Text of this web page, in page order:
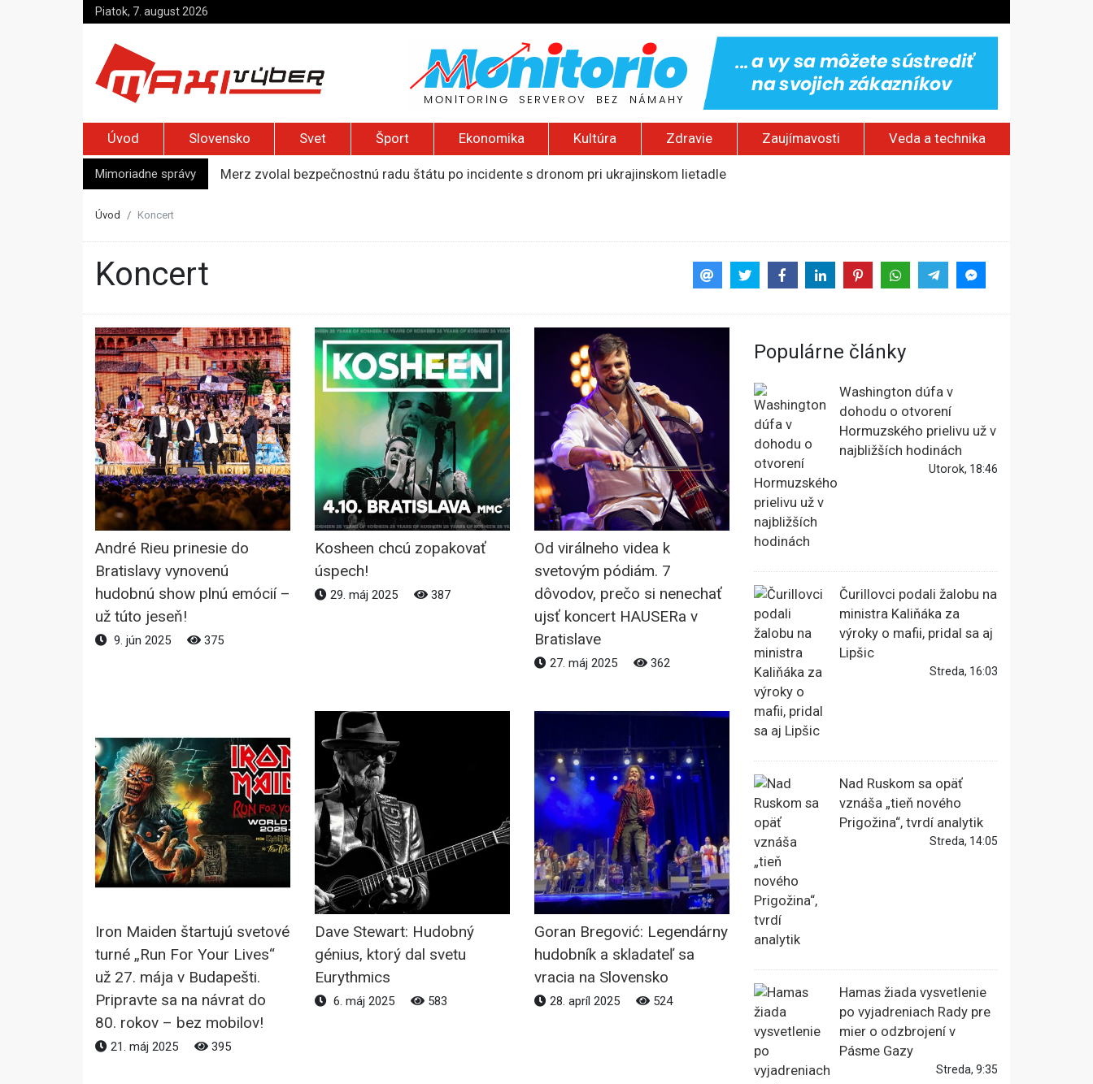
Piatok, 7. august 2026
Úvod Slovensko Svet Šport Ekonomika Kultúra Zdravie Zaujímavosti Veda a technika
Mimoriadne správy
Merz zvolal bezpečnostnú radu štátu po incidente s dronom pri ukrajinskom lietadle
Úvod Koncert
Koncert
André Rieu prinesie do
Bratislavy vynovenú
hudobnú show plnú emócií –
už túto jeseň!
9. jún 2025 375
Kosheen chcú zopakovať
úspech!
29. máj 2025 387
Od virálneho videa k
svetovým pódiám. 7
dôvodov, prečo si nenechať
ujsť koncert HAUSERa v
Bratislave
27. máj 2025 362
Iron Maiden štartujú svetové
turné „Run For Your Lives“
už 27. mája v Budapešti.
Pripravte sa na návrat do
80. rokov – bez mobilov!
21. máj 2025 395
Dave Stewart: Hudobný
génius, ktorý dal svetu
Eurythmics
6. máj 2025 583
Goran Bregović: Legendárny
hudobník a skladateľ sa
vracia na Slovensko
28. apríl 2025 524
Populárne články
Washington dúfa v
dohodu o otvorení
Hormuzského prielivu už v
najbližších hodinách
Utorok, 18:46
Čurillovci podali žalobu na
ministra Kaliňáka za
výroky o mafii, pridal sa aj
Lipšic
Streda, 16:03
Nad Ruskom sa opäť
vznáša „tieň nového
Prigožina“, tvrdí analytik
Streda, 14:05
Hamas žiada vysvetlenie
po vyjadreniach Rady pre
mier o odzbrojení v
Pásme Gazy
Streda, 9:35